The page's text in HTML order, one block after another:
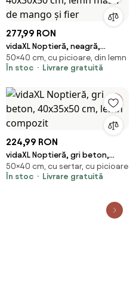
277,99 RON
vidaXL Noptieră, neagră,
40x30x50 cm, lemn masiv de
mango și fier
50×40 cm, cu picioare, din lemn
În stoc
Livrare gratuită
224,99 RON
vidaXL Noptieră, gri beton,
40x35x50 cm, lemn compozit
50×40 cm, cu sertar, cu picioare
În stoc
Livrare gratuită